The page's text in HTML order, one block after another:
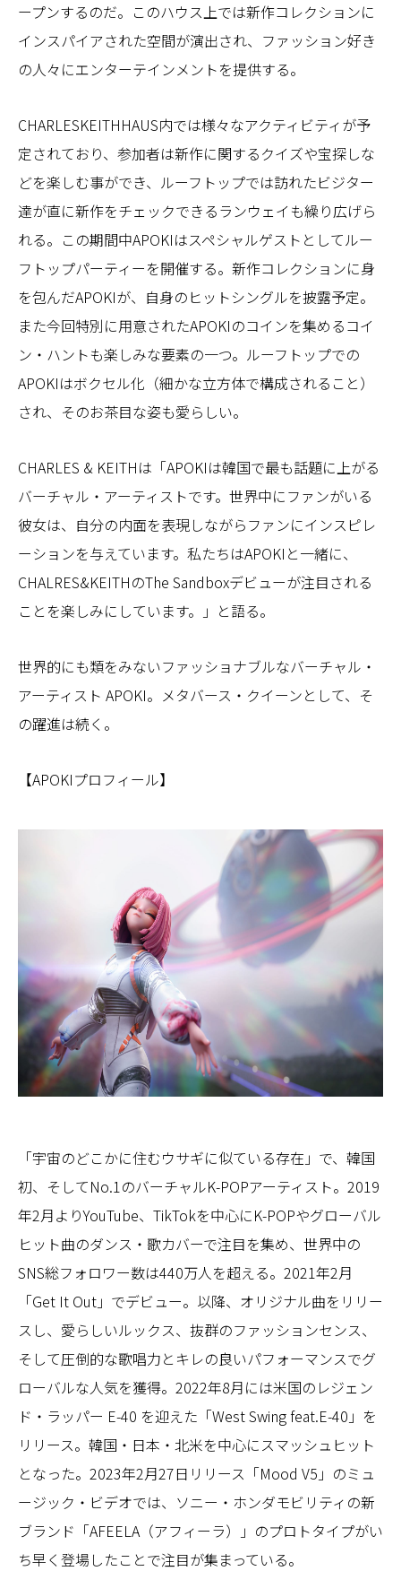
ープンするのだ。このハウス上では新作コレクションに
インスパイアされた空間が演出され、ファッション好き
の人々にエンターテインメントを提供する。
CHARLESKEITHHAUS内では様々なアクティビティが予
定されており、参加者は新作に関するクイズや宝探しな
どを楽しむ事ができ、ルーフトップでは訪れたビジター
達が直に新作をチェックできるランウェイも繰り広げら
れる。この期間中APOKIはスペシャルゲストとしてルー
フトップパーティーを開催する。新作コレクションに身
を包んだAPOKIが、自身のヒットシングルを披露予定。
また今回特別に用意されたAPOKIのコインを集めるコイ
ン・ハントも楽しみな要素の一つ。ルーフトップでの
APOKIはボクセル化（細かな立方体で構成されること）
され、そのお茶目な姿も愛らしい。
CHARLES & KEITHは「APOKIは韓国で最も話題に上がる
バーチャル・アーティストです。世界中にファンがいる
彼女は、自分の内面を表現しながらファンにインスピレ
ーションを与えています。私たちはAPOKIと一緒に、
CHALRES&KEITHのThe Sandboxデビューが注目される
ことを楽しみにしています。」と語る。
世界的にも類をみないファッショナブルなバーチャル・
アーティスト APOKI。メタバース・クイーンとして、そ
の躍進は続く。
【APOKIプロフィール】
「宇宙のどこかに住むウサギに似ている存在」で、韓国
初、そしてNo.1のバーチャルK-POPアーティスト。2019
年2月よりYouTube、TikTokを中心にK-POPやグローバル
ヒット曲のダンス・歌カバーで注目を集め、世界中の
SNS総フォロワー数は440万人を超える。2021年2月
「Get It Out」でデビュー。以降、オリジナル曲をリリー
スし、愛らしいルックス、抜群のファッションセンス、
そして圧倒的な歌唱力とキレの良いパフォーマンスでグ
ローバルな人気を獲得。2022年8月には米国のレジェン
ド・ラッパー E-40 を迎えた「West Swing feat.E-40」を
リリース。韓国・日本・北米を中心にスマッシュヒット
となった。2023年2月27日リリース「Mood V5」のミュ
ージック・ビデオでは、ソニー・ホンダモビリティの新
ブランド「AFEELA（アフィーラ）」のプロトタイプがい
ち早く登場したことで注目が集まっている。